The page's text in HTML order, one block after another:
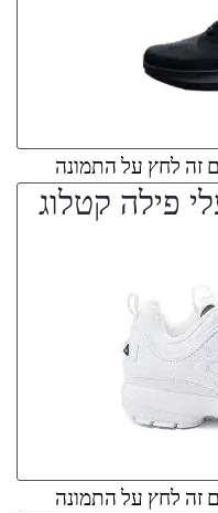
זה לחץ על התמונה
זה לחץ על התמונה